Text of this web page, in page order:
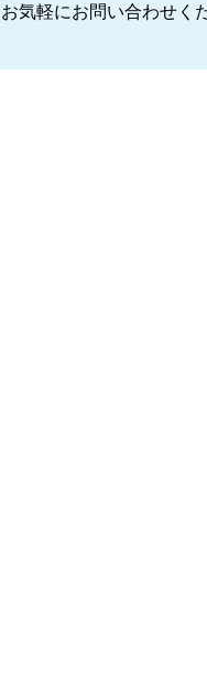
お気軽にお問い合わせく